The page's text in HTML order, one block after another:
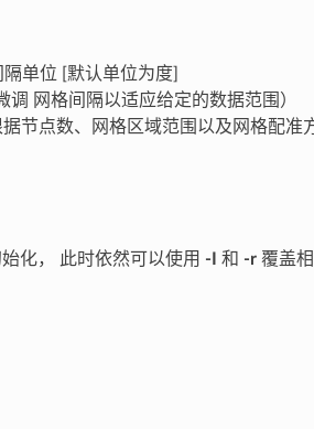
单位 [默认单位为度]
网格间隔以适应给定的数据范围）
节点数、网格区域范围以及网格配准
化， 此时依然可以使用 -I 和 -r覆盖